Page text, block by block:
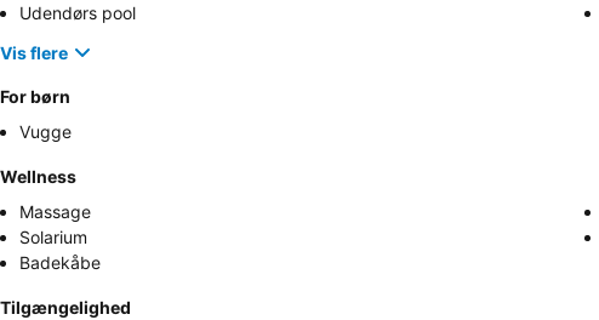
Udendørs pool
Vis flere
For børn
Vugge
Wellness
Massage
Solarium
Badekåbe
Tilgængelighed